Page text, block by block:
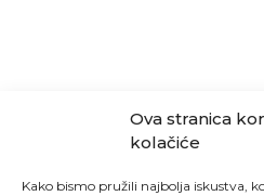
Ova stranica
kolačiće
Kako bismo pružili najbolja iskustva,